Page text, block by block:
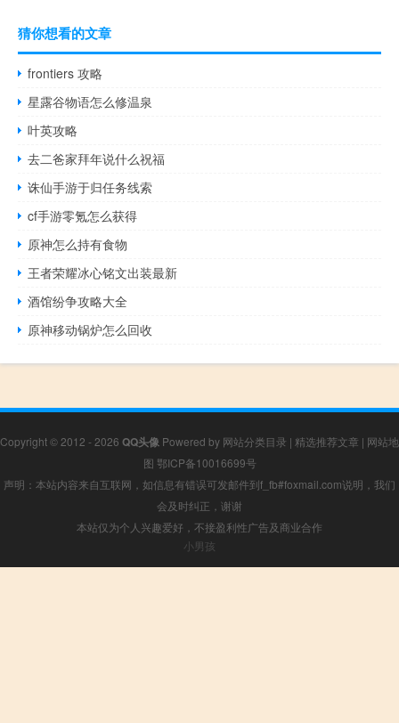
猜你想看的文章
frontiers 攻略
星露谷物语怎么修温泉
叶英攻略
去二爸家拜年说什么祝福
诛仙手游于归任务线索
cf手游零氪怎么获得
原神怎么持有食物
王者荣耀冰心铭文出装最新
酒馆纷争攻略大全
原神移动锅炉怎么回收
Copyright © 2012 - 2026 QQ头像 Powered by 网站分类目录 | 精选推荐文章 | 网站地
图 鄂ICP备10016699号
声明：本站内容来自互联网，如信息有错误可发邮件到f_fb#foxmail.com说明，我们
会及时纠正，谢谢
本站仅为个人兴趣爱好，不接盈利性广告及商业合作
小男孩